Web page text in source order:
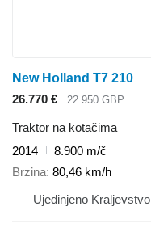
New Holland T7 210
26.770 €
22.950 GBP
Traktor na kotačima
2014
8.900 m/č
Brzina 80,46 km/h
Ujedinjeno